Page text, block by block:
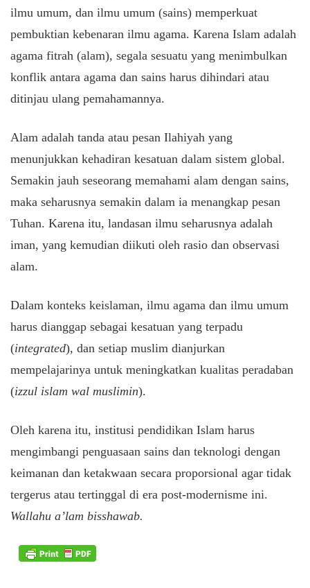
ilmu umum, dan ilmu umum (sains) memperkuat
pembuktian kebenaran ilmu agama. Karena Islam adalah
agama fitrah (alam), segala sesuatu yang menimbulkan
konflik antara agama dan sains harus dihindari atau
ditinjau ulang pemahamannya.
​Alam adalah tanda atau pesan Ilahiyah yang
menunjukkan kehadiran kesatuan dalam sistem global.
Semakin jauh seseorang memahami alam dengan sains,
maka seharusnya semakin dalam ia menangkap pesan
Tuhan. Karena itu, landasan ilmu seharusnya adalah
iman, yang kemudian diikuti oleh rasio dan observasi
alam.
​Dalam konteks keislaman, ilmu agama dan ilmu umum
harus dianggap sebagai kesatuan yang terpadu
(integrated), dan setiap muslim dianjurkan
mempelajarinya untuk meningkatkan kualitas peradaban
(izzul islam wal muslimin).
​Oleh karena itu, institusi pendidikan Islam harus
mengimbangi penguasaan sains dan teknologi dengan
keimanan dan ketakwaan secara proporsional agar tidak
tergerus atau tertinggal di era post-modernisme ini.
Wallahu a’lam bisshawab.